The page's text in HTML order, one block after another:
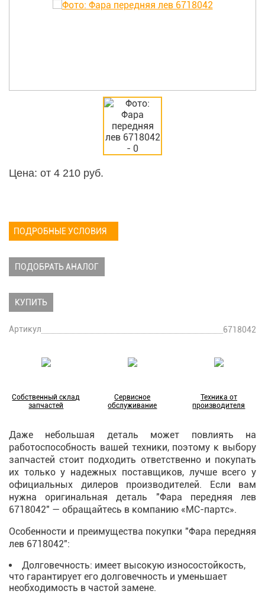
Цена: от 4 210 руб.
ПОДРОБНЫЕ УСЛОВИЯ
ПОДОБРАТЬ АНАЛОГ
КУПИТЬ
Артикул 6718042
Собственный склад
запчастей
Сервисное
обслуживание
Техника от
производителя
Даже небольшая деталь может повлиять на
работоспособность вашей техники, поэтому к выбору
запчастей стоит подходить ответственно и покупать
их только у надежных поставщиков, лучше всего у
официальных дилеров производителей. Если вам
нужна оригинальная деталь "Фара передняя лев
6718042" — обращайтесь в компанию «МС-партс».
Особенности и преимущества покупки "Фара передняя
лев 6718042":
Долговечность: имеет высокую износостойкость,
что гарантирует его долговечность и уменьшает
необходимость в частой замене.